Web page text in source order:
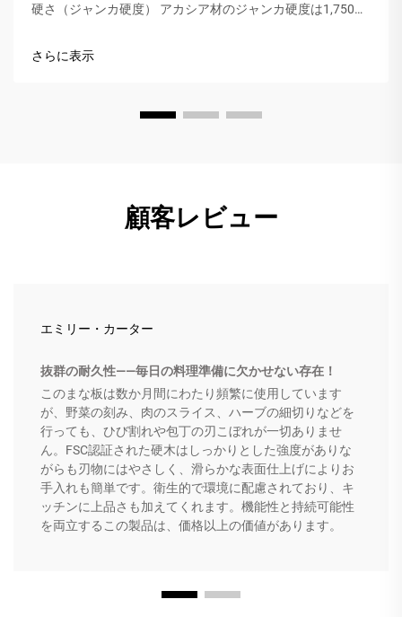
硬さ（ジャンカ硬度） アカシア材のジャンカ硬度は1,750
を上回ります。その緻密できめの細かい木目構造が特徴
で、...
さらに表示
顧客レビュー
エミリー・カーター
抜群の耐久性――毎日の料理準備に欠かせない存在！
このまな板は数か月間にわたり頻繁に使用しています
が、野菜の刻み、肉のスライス、ハーブの細切りなどを
行っても、ひび割れや包丁の刃こぼれが一切ありませ
ん。FSC認証された硬木はしっかりとした強度がありな
がらも刃物にはやさしく、滑らかな表面仕上げによりお
手入れも簡単です。衛生的で環境に配慮されており、キ
ッチンに上品さも加えてくれます。機能性と持続可能性
を両立するこの製品は、価格以上の価値があります。